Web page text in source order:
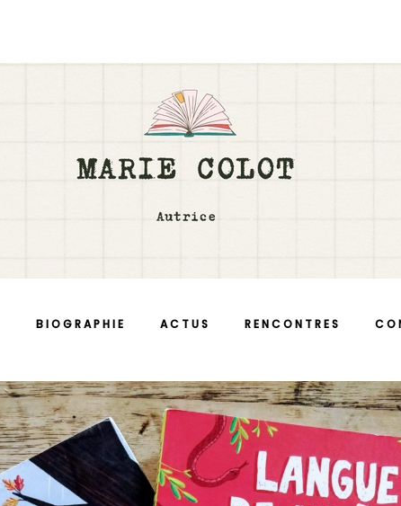
BIOGRAPHIE ACTUS RENCONTRES